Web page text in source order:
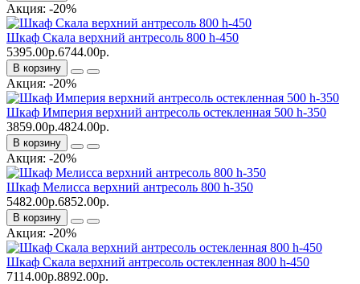
Акция: -20%
Шкаф Скала верхний антресоль 800 h-450
5395.00р.6744.00р.
В корзину
Акция: -20%
Шкаф Империя верхний антресоль остекленная 500 h-350
3859.00р.4824.00р.
В корзину
Акция: -20%
Шкаф Мелисса верхний антресоль 800 h-350
5482.00р.6852.00р.
В корзину
Акция: -20%
Шкаф Скала верхний антресоль остекленная 800 h-450
7114.00р.8892.00р.